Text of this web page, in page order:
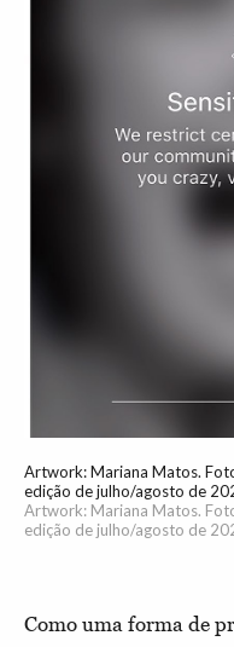
Artwork: Mariana Matos.
edição de julho/agosto de
Artwork: Mariana Matos.
edição de julho/agosto de
Como uma forma de